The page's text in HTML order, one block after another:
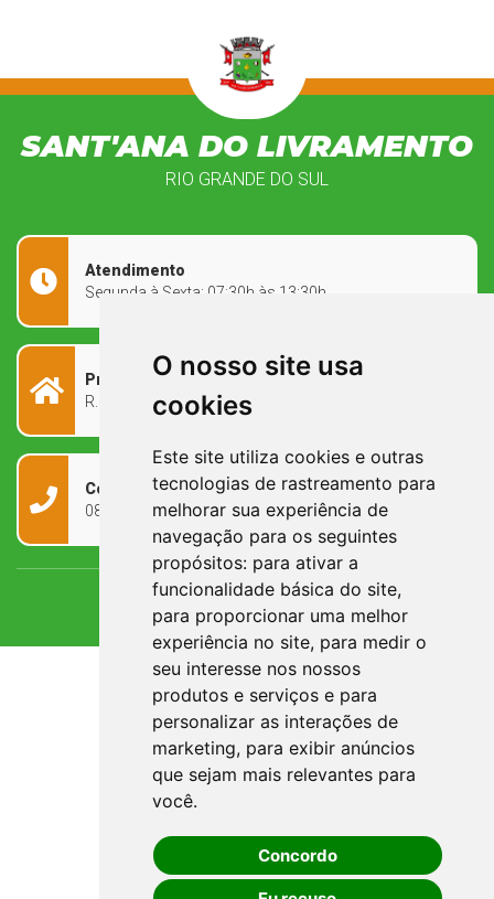
O nosso site usa
cookies
Este site utiliza cookies e outras
tecnologias de rastreamento para
melhorar sua experiência de
navegação para os seguintes
propósitos: para ativar a
funcionalidade básica do site,
para proporcionar uma melhor
experiência no site, para medir o
seu interesse nos nossos
produtos e serviços e para
personalizar as interações de
marketing, para exibir anúncios
que sejam mais relevantes para
você.
Concordo
SANT'ANA DO LIVRAMENTO
RIO GRANDE DO SUL
Atendimento
Segunda à Sexta: 07:30h às 13:30h
Prefeitura Municipal
R. Rivadávia Corrêa, 858 - Centro - RS, 97573-010
Contato
0800 090 2050